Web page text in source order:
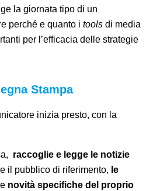
la giornata tipo di un
perché e quanto itools di media
per l’efficacia delle strategie
Stampa
inizia presto, con la
raccoglie e legge le notizie
il pubblico di riferimento, le
novità specifiche del proprio